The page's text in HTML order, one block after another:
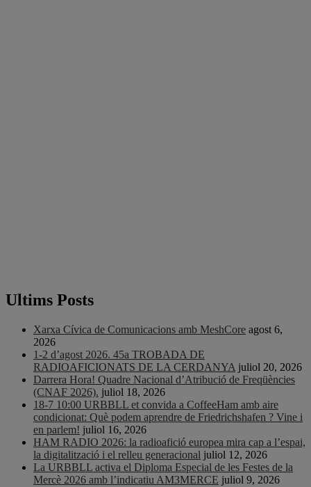
Ultims Posts
Xarxa Cívica de Comunicacions amb MeshCore agost 6,
2026
1-2 d’agost 2026. 45a TROBADA DE
RADIOAFICIONATS DE LA CERDANYA juliol 20, 2026
Darrera Hora! Quadre Nacional d’Atribució de Freqüències
(CNAF 2026). juliol 18, 2026
18-7 10:00 URBBLL et convida a CoffeeHam amb aire
condicionat: Què podem aprendre de Friedrichshafen ? Vine i
en parlem! juliol 16, 2026
HAM RADIO 2026: la radioafició europea mira cap a l’espai,
la digitalització i el relleu generacional juliol 12, 2026
La URBBLL activa el Diploma Especial de les Festes de la
Mercè 2026 amb l’indicatiu AM3MERCE juliol 9, 2026